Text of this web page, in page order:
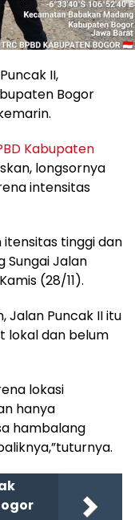
II,
Bogor
Kabupaten
longsornya
intensitas
itensitas tinggi dan
Sungai Jalan
(28/11).
Jalan Puncak II itu
lokal dan belum
lokasi
hanya
hambalang